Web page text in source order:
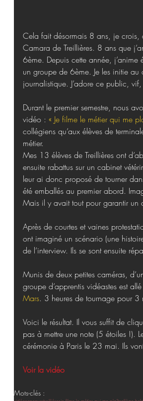
Cela fait désormais 8 ans, je crois,
Camara de Treillières. 8 ans que
6ème. Depuis cette année,
un groupe de 6ème. Je les initie
journalistique. J’adore ce public,
Durant le premier semestre, nous
vidéo : « Je filme le métier qui me
collégiens qu’aux élèves de
métier.
Mes 13 élèves de Treillières ont
ensuite rabattus sur un cabinet
leur ai donc proposé de tourner
été emballés au premier abord.
Mais il y avait tout pour garantir un
Après de courtes et vaines
ont imaginé un scénario (une
de l’interview. Ils se sont ensuite
Munis de deux petites caméras,
groupe d’apprentis vidéastes est
Mars. 3 heures de tournage pour 3
Voici le résultat. Il vous suffit de
pas à mettre une note (5 étoiles !).
cérémonie à Paris le 23 mai. Ils
Voir la vidéo
Mots-clés :